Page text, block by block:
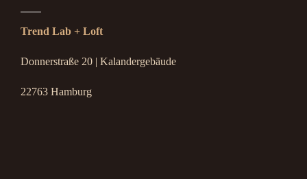
Trend Lab + Loft
Donnerstraße 20 | Kalandergebäude
22763 Hamburg